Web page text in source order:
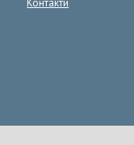
Контакти